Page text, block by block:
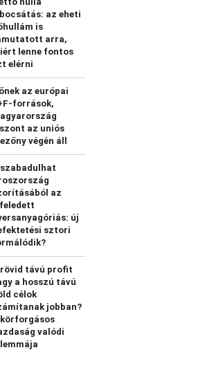
az eheti
is
arra,
lenne fontos
elérni
az európai
források,
az uniós
végén áll
az
új
sztori
távú profit
a hosszú távú
célok
jobban?
valódi